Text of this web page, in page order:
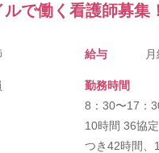
で働く看護師募集
給与
勤務時間
8：30〜17：
10時間 36協
つき42時間、